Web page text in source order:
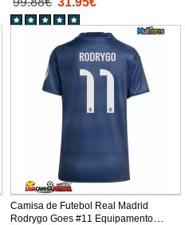
Camisa de Futebol Real Madrid
Rodrygo Goes #11 Equipamento